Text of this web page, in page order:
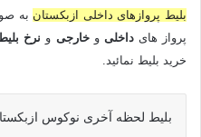
بلیط پروازهای داخلی ازبکستان به
پرواز هایداخلی وخارجی و نرخ
خرید بلیط نمائید.
بلیط لحظه آخری نوکوس